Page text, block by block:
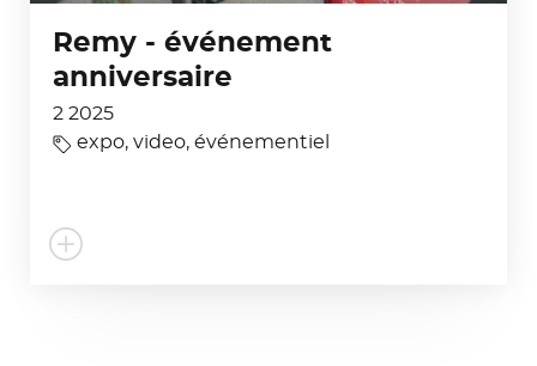
Remy - événement
anniversaire
2 2025
expo,video,événementiel